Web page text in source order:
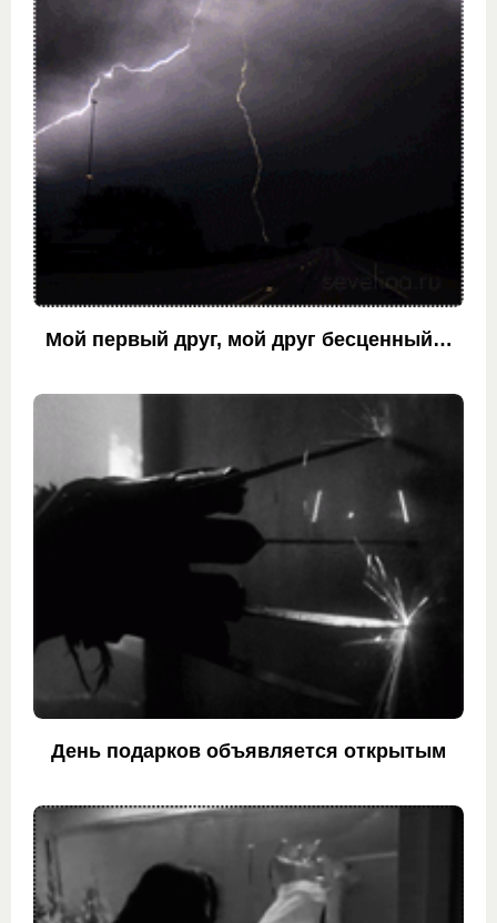
Мой первый друг, мой друг бесценный…
День подарков объявляется открытым